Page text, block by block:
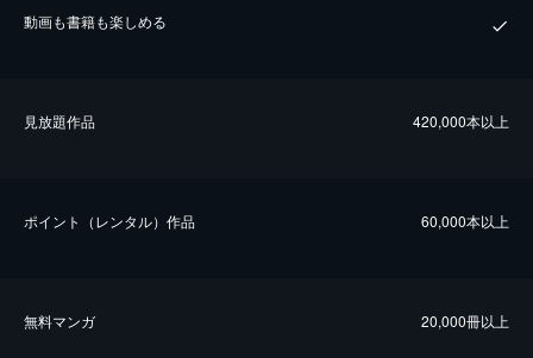
動画も書籍も楽しめる
⾒放題作品 420,000本以上
ポイント（レンタル）作品 60,000本以上
無料マンガ 20,000冊以上